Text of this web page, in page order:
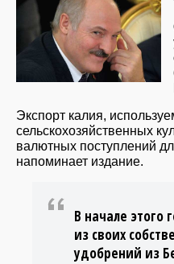
Экспорт калия,
сельскохозяйственных
валютных поступлений
напоминает издание.
В начале
из своих
удобрений из